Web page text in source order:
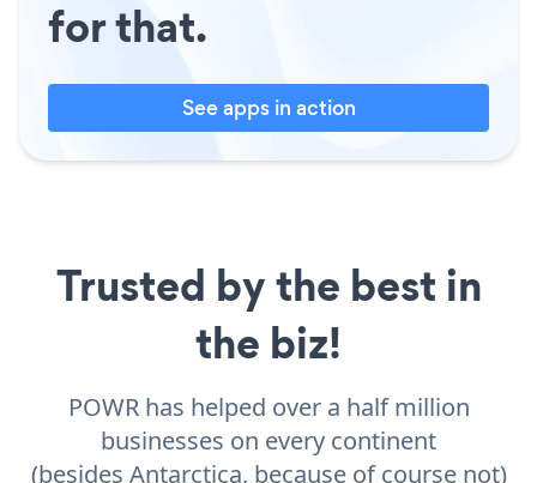
for that.
See apps in action
Trusted by the best in
the biz!
POWR has helped over a half million
businesses on every continent
(besides Antarctica, because of course not)